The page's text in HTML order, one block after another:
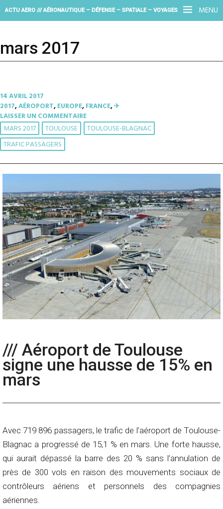
MENU
ACTU AERO /// AÉRONAUTIQUE – DÉFENSE – SPATIALE – VOYAGES
mars 2017
14 AVRIL 2017
2017,AÉROPORT,EUROPE,FRANCE,✈︎
LAISSER UN COMMENTAIRE
MARS 2017 TOULOUSE
TOULOUSE-BLAGNAC
TRAFIC PASSAGERS
/// Aéroport de Toulouse
signe une hausse de 15% en
mars
Avec 719 896 passagers, le trafic de l’aéroport de Toulouse-
Blagnac a progressé de 15,1 % en mars. Une forte hausse,
qui aurait dépassé la barre des 20 % sans l’annulation de
près de 300 vols en raison des mouvements sociaux de
contrôleurs aériens et personnels des compagnies
aériennes.